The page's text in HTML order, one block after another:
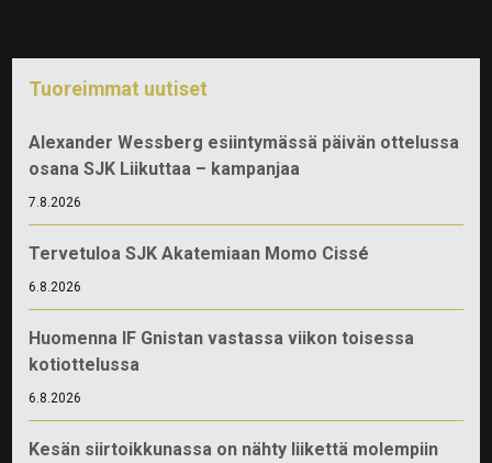
Tuoreimmat uutiset
Alexander Wessberg esiintymässä päivän ottelussa
osana SJK Liikuttaa – kampanjaa
7.8.2026
Tervetuloa SJK Akatemiaan Momo Cissé
6.8.2026
Huomenna IF Gnistan vastassa viikon toisessa
kotiottelussa
6.8.2026
Kesän siirtoikkunassa on nähty liikettä molempiin